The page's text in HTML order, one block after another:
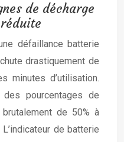
de décharge
défaillance batterie
drastiquement de
minutes d’utilisation.
pourcentages de
de 50% à
de batterie